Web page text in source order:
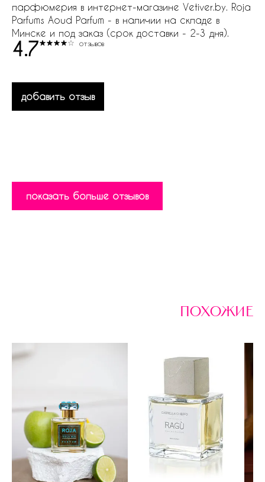
парфюмерия в интернет-магазине Vetiver.by. Roja
Parfums Aoud Parfum - в наличии на складе в
Минске и под заказ (срок доставки - 2-3 дня).
4.7 отзывов
добавить отзыв
показать больше отзывов
похожие